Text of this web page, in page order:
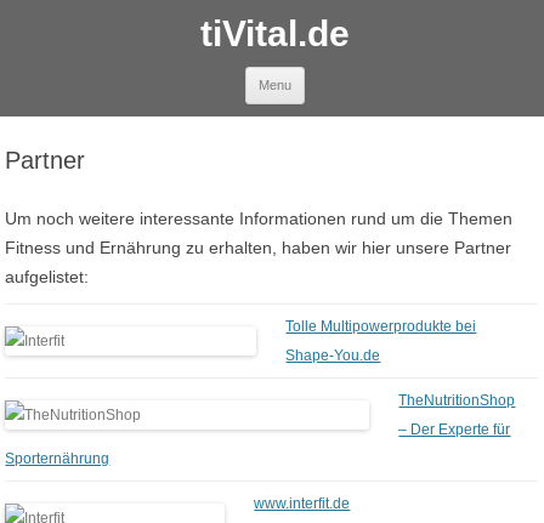
tiVital.de
Menu
Partner
Um noch weitere interessante Informationen rund um die Themen
Fitness und Ernährung zu erhalten, haben wir hier unsere Partner
aufgelistet:
Tolle Multipowerprodukte bei
Shape-You.de
TheNutritionShop
– Der Experte für
Sporternährung
www.interfit.de